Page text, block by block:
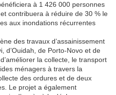
à 1 426 000 personnes
contribuera à réduire de 30 % le
aux inondations récurrentes
des travaux d’assainissement
d’Ouidah, de Porto-Novo et de
la collecte, le transport
ménagers à travers la
des ordures et de deux
Le projet a également